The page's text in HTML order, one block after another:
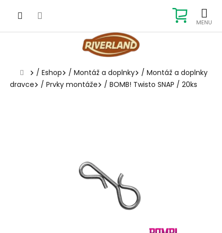
KOŠÍK
Domov
/ Eshop / Montáž a doplnky / Montáž a doplnky
dravce
/ Prvky montáže / BOMB! Twisto SNAP / 20ks